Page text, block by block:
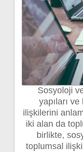
Sosyoloji
yapıları
ilişkilerini
iki alan da
birlikte,
toplumsal